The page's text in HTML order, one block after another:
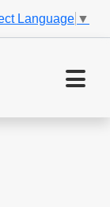
Language ▼